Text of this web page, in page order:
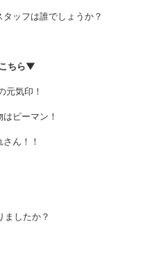
ッフは誰でしょうか？
ちら▼
元気印！
はピーマン！
さん！！
ましたか？